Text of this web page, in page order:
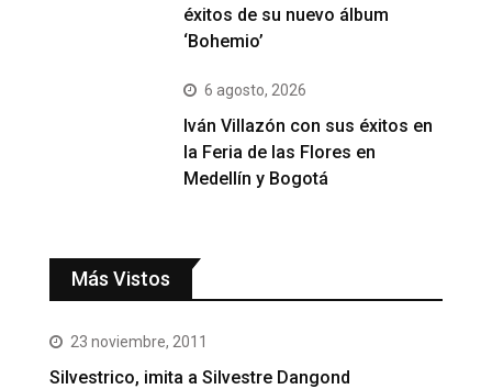
éxitos de su nuevo álbum
‘Bohemio’
6 agosto, 2026
Iván Villazón con sus éxitos en
la Feria de las Flores en
Medellín y Bogotá
Más Vistos
23 noviembre, 2011
Silvestrico, imita a Silvestre Dangond